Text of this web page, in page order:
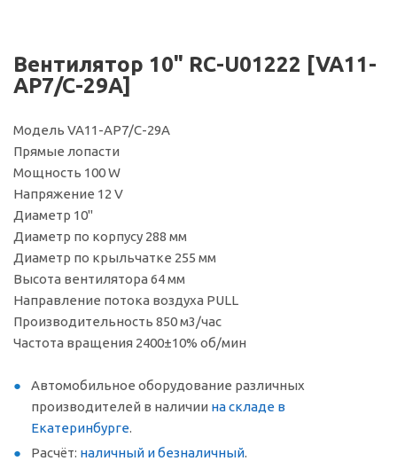
Вентилятор 10" RC-U01222 [VA11-
AP7/C-29A]
Модель VA11-AP7/C-29A
Прямые лопасти
Мощность 100 W
Напряжение 12 V
Диаметр 10"
Диаметр по корпусу 288 мм
Диаметр по крыльчатке 255 мм
Высота вентилятора 64 мм
Направление потока воздуха PULL
Производительность 850 м3/час
Частота вращения 2400±10% об/мин
Автомобильное оборудование различных
производителей в наличии на складе в
Екатеринбурге.
Расчёт: наличный и безналичный.